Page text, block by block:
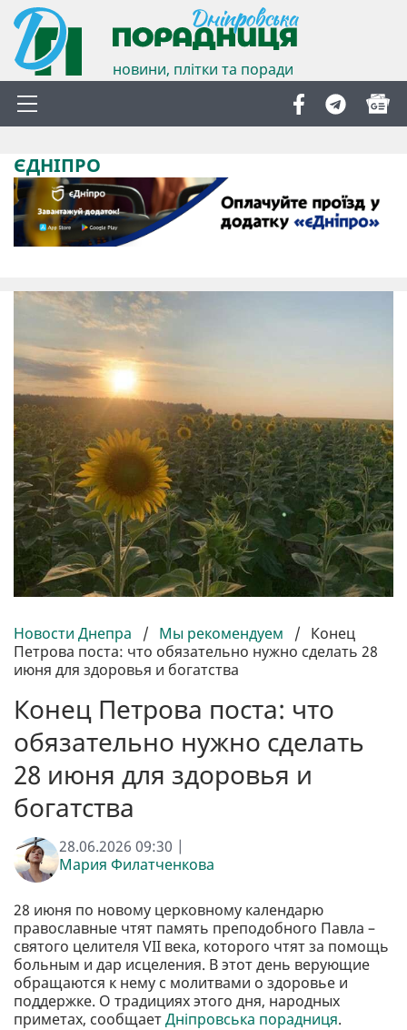
новини, плітки та поради
ЄДНІПРО
Новости Днепра / Мы рекомендуем / Конец
Петрова поста: что обязательно нужно сделать 28
июня для здоровья и богатства
Конец Петрова поста: что
обязательно нужно сделать
28 июня для здоровья и
богатства
28.06.2026 09:30 |
Мария Филатченкова
28 июня по новому церковному календарю
православные чтят память преподобного Павла –
святого целителя VII века, которого чтят за помощь
больным и дар исцеления. В этот день верующие
обращаются к нему с молитвами о здоровье и
поддержке. О традициях этого дня, народных
приметах, сообщаетДніпровська порадниця.